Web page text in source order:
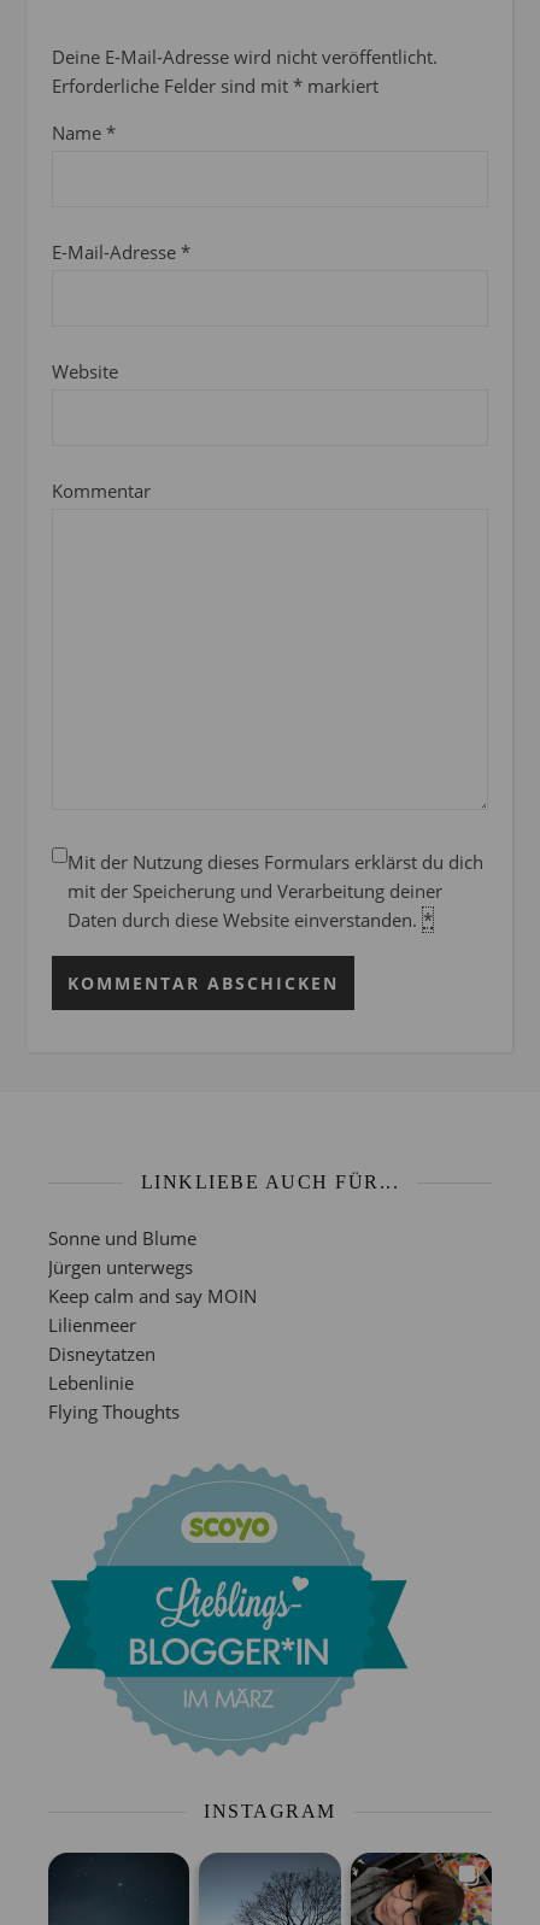
Deine E-Mail-Adresse wird nicht veröffentlicht.
Erforderliche Felder sind mit * markiert
Name *
E-Mail-Adresse *
Website
Kommentar
Mit der Nutzung dieses Formulars erklärst du dich
mit der Speicherung und Verarbeitung deiner
Daten durch diese Website einverstanden. *
LINKLIEBE AUCH FÜR...
Sonne und Blume
Jürgen unterwegs
Keep calm and say MOIN
Lilienmeer
Disneytatzen
Lebenlinie
Flying Thoughts
INSTAGRAM